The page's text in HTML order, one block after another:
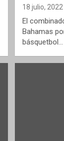
18 julio, 2022
El
Bahamas
básquetbol…